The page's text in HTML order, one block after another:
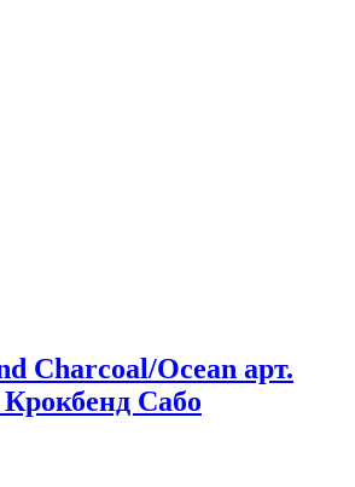
Charcoal/Ocean арт.
Сабо